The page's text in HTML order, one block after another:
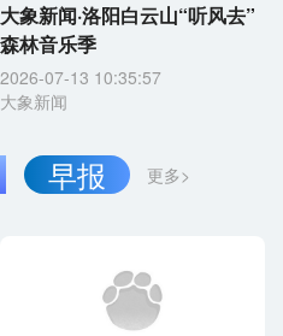
大象新闻·洛阳白云山“听风去”
森林音乐季
2026-07-13 10:35:57
大象新闻
更多>
早报